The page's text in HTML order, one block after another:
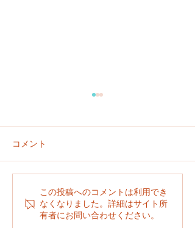
６／２８
コメント
この投稿へのコメントは利用でき
なくなりました。詳細はサイト所
有者にお問い合わせください。